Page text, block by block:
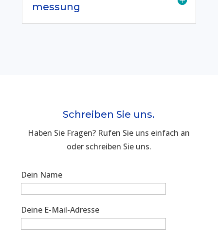
messung
Schreiben Sie uns.
Haben Sie Fragen? Rufen Sie uns einfach an
oder schreiben Sie uns.
Dein Name
Deine E-Mail-Adresse